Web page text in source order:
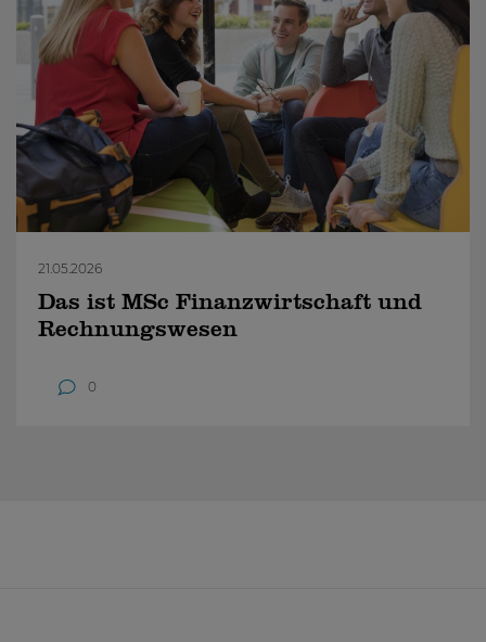
21.05.2026
Das ist MSc Finanzwirtschaft und
Rechnungswesen
0